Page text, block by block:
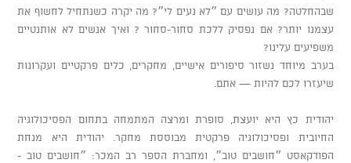
שבהחלטה? מה עושים עם ״לא נעים לי״? מה יקרה כשנתחיל לחשוף את
עצמנו יותר? אם נפסיק ללכת סחור-סחור ? ואיך אנשים לא אותנטיים
משפיעים עלינו?
בערב מיוחד נשזור סיפורים אישיים, מחקרים, כלים פרקטיים ועקרונות
שיעזרו לכם להיות — אתם.
יהודית כץ היא יועצת, סופרת ומרצה המתמחה בתחום הפסיכולוגיה
החיובית ופסיכולוגיה פרקטית מבוססת מחקר. יהודית היא מנחת
הפודקאסט ״חושבים טוב״, ומחברת הספר רב המכר: ״חושבים טוב -